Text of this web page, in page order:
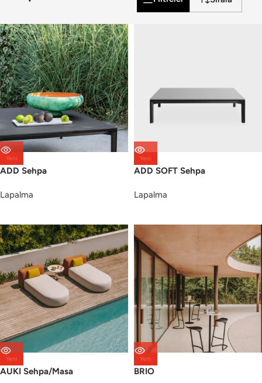
Yeni
ADD Sehpa
Lapalma
Yeni
ADD SOFT Sehpa
Lapalma
Yeni
AUKI Sehpa/Masa
Yeni
BRIO